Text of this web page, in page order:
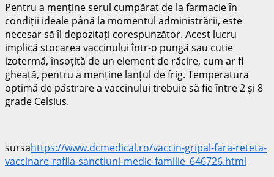
Pentru a menține serul cumpărat de la farmacie în
condiții ideale până la momentul administrării, este
necesar să îl depozitați corespunzător. Acest lucru
implică stocarea vaccinului într-o pungă sau cutie
izotermă, însoțită de un element de răcire, cum ar fi
gheață, pentru a menține lanțul de frig. Temperatura
optimă de păstrare a vaccinului trebuie să fie între 2 și 8
grade Celsius.
sursahttps://www.dcmedical.ro/vaccin-gripal-fara-reteta-
vaccinare-rafila-sanctiuni-medic-familie_646726.html